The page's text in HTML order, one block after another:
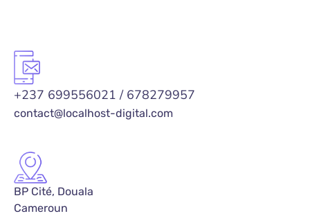
+237 699556021 / 678279957
contact@localhost-digital.com
BP Cité, Douala
Cameroun